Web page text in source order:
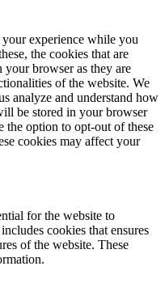
experience while you
the cookies that are
your browser as they are
of the website. We
analyze and understand how
be stored in your browser
the option to opt-out of these
cookies may affect your
for the website to
cookies that ensures
of the website. These